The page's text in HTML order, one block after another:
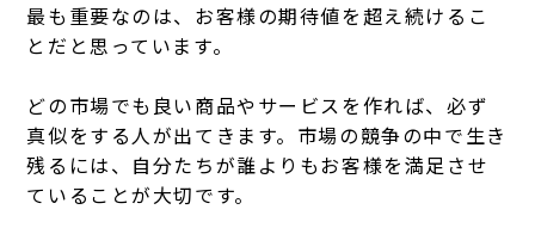
最も重要なのは、お客様の期待値を超え続けるこ
とだと思っています。
どの市場でも良い商品やサービスを作れば、必ず
真似をする人が出てきます。市場の競争の中で生き
残るには、自分たちが誰よりもお客様を満足させ
ていることが大切です。